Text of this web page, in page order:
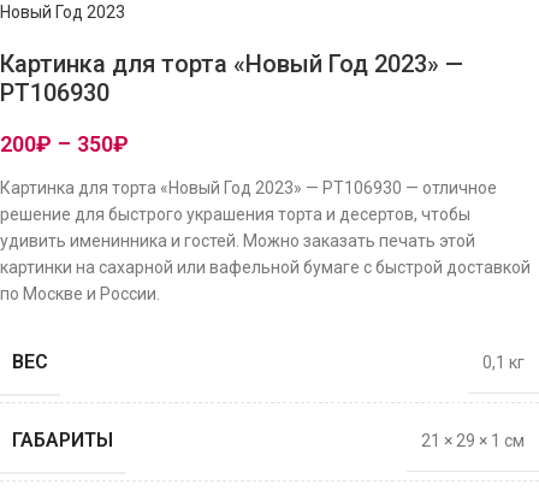
Новый Год 2023
Картинка для торта «Новый Год 2023» —
PT106930
200₽ – 350₽
Картинка для торта «Новый Год 2023» — PT106930 — отличное
решение для быстрого украшения торта и десертов, чтобы
удивить именинника и гостей. Можно заказать печать этой
картинки на сахарной или вафельной бумаге с быстрой доставкой
по Москве и России.
ВЕС 0,1 кг
ГАБАРИТЫ 21 × 29 × 1 см